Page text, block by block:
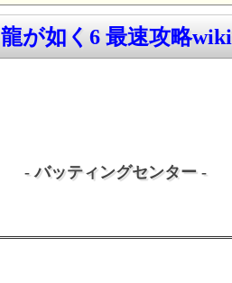
龍が如く6 最速攻略wiki
- バッティングセンター -